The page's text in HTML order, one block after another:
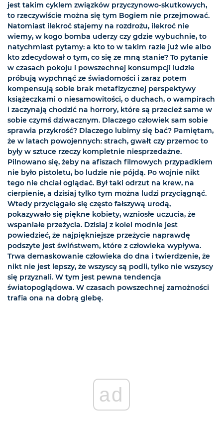
jest takim cyklem związków przyczynowo-skutkowych,
to rzeczywiście można się tym Bogiem nie przejmować.
Natomiast ilekroć stajemy na rozdrożu, ilekroć nie
wiemy, w kogo bomba uderzy czy gdzie wybuchnie, to
natychmiast pytamy: a kto to w takim razie już wie albo
kto zdecydował o tym, co się ze mną stanie? To pytanie
w czasach pokoju i powszechnej konsumpcji ludzie
próbują wypchnąć ze świadomości i zaraz potem
kompensują sobie brak metafizycznej perspektywy
książeczkami o niesamowitości, o duchach, o wampirach
i zaczynają chodzić na horrory, które są przecież same w
sobie czymś dziwacznym. Dlaczego człowiek sam sobie
sprawia przykrość? Dlaczego lubimy się bać? Pamiętam,
że w latach powojennych: strach, gwałt czy przemoc to
były w sztuce rzeczy kompletnie niesprzedażne.
Pilnowano się, żeby na afiszach filmowych przypadkiem
nie było pistoletu, bo ludzie nie pójdą. Po wojnie nikt
tego nie chciał oglądać. Był taki odrzut na krew, na
cierpienie, a dzisiaj tylko tym można ludzi przyciągnąć.
Wtedy przyciągało się często fałszywą urodą,
pokazywało się piękne kobiety, wzniosłe uczucia, że
wspaniałe przeżycia. Dzisiaj z kolei modnie jest
powiedzieć, że najpiękniejsze przeżycie naprawdę
podszyte jest świństwem, które z człowieka wypływa.
Trwa demaskowanie człowieka do dna i twierdzenie, że
nikt nie jest lepszy, że wszyscy są podli, tylko nie wszyscy
się przyznali. W tym jest pewna tendencja
światopoglądowa. W czasach powszechnej zamożności
trafia ona na dobrą glebę.
ad